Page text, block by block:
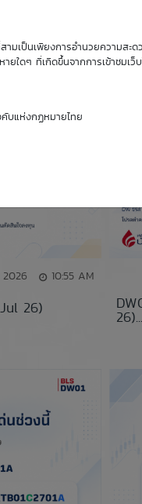
ามเป็นเพียงการอำนวยความ
ยใดๆ ที่เกิดขึ้นจากการเข้าชมเว็
คับแห่งกฏหมายไทย
2026 10:55 AM
26) 26)...